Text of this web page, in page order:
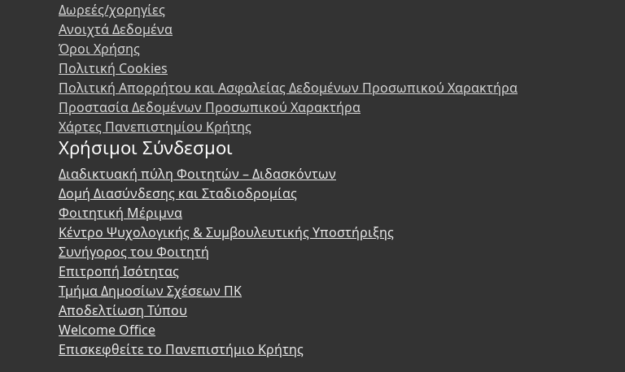
Δωρεές/χορηγίες
Ανοιχτά Δεδομένα
Όροι Χρήσης
Πολιτική Cookies
Πολιτική Απορρήτου και Ασφαλείας Δεδομένων Προσωπικού Χαρακτήρα
Προστασία Δεδομένων Προσωπικού Χαρακτήρα
Χάρτες Πανεπιστημίου Κρήτης
Χρήσιμοι Σύνδεσμοι
Διαδικτυακή πύλη Φοιτητών – Διδασκόντων
Δομή Διασύνδεσης και Σταδιοδρομίας
Φοιτητική Μέριμνα
Κέντρο Ψυχολογικής & Συμβουλευτικής Υποστήριξης
Συνήγορος του Φοιτητή
Επιτροπή Ισότητας
Τμήμα Δημοσίων Σχέσεων ΠΚ
Αποδελτίωση Τύπου
Welcome Office
Επισκεφθείτε το Πανεπιστήμιο Κρήτης